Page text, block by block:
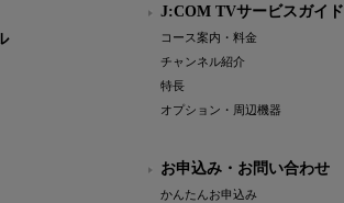
J:COM TVサービスガイド
コース案内・料金
チャンネル紹介
特長
オプション・周辺機器
お申込み・お問い合わせ
かんたんお申込み